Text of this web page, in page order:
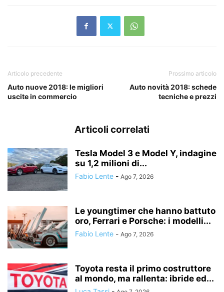
Articolo precedente
Auto nuove 2018: le migliori
uscite in commercio
Prossimo articolo
Auto novità 2018: schede
tecniche e prezzi
Articoli correlati
Tesla Model 3 e Model Y, indagine
su 1,2 milioni di...
Fabio Lente - Ago 7, 2026
Le youngtimer che hanno battuto
oro, Ferrari e Porsche: i modelli...
Fabio Lente - Ago 7, 2026
Toyota resta il primo costruttore
al mondo, ma rallenta: ibride ed...